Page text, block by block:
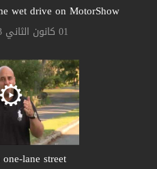
wet drive on MotorShow
01 كانون الثاني 2013, 12:00 ص
lane street